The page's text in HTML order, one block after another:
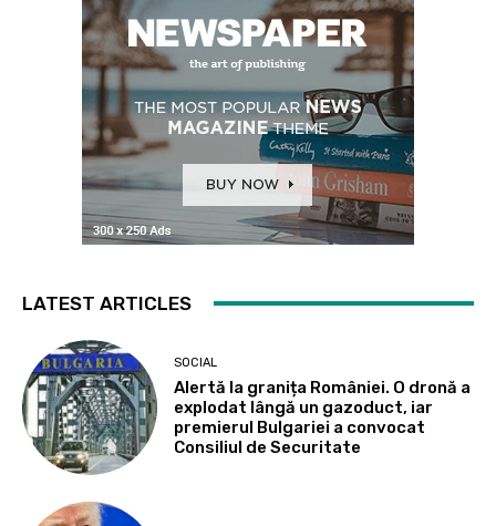
LATEST ARTICLES
SOCIAL
Alertă la granița României. O dronă a
explodat lângă un gazoduct, iar
premierul Bulgariei a convocat
Consiliul de Securitate